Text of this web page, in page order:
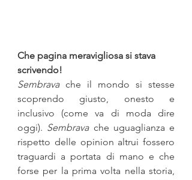
Che pagina meravigliosa si stava
scrivendo!
Sembrava che il mondo si stesse
scoprendo giusto, onesto e
inclusivo (come va di moda dire
oggi). Sembrava che uguaglianza e
rispetto delle opinion altrui fossero
traguardi a portata di mano e che
forse per la prima volta nella storia,